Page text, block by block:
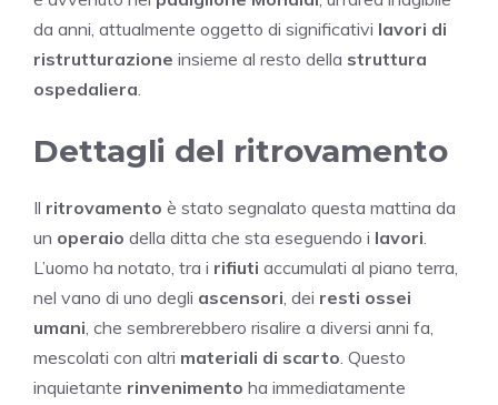
da anni, attualmente oggetto di significativi lavori di
ristrutturazione insieme al resto della struttura
ospedaliera.
Dettagli del ritrovamento
Il ritrovamento è stato segnalato questa mattina da
un operaio della ditta che sta eseguendo i lavori.
L’uomo ha notato, tra i rifiuti accumulati al piano terra,
nel vano di uno degli ascensori, dei resti ossei
umani, che sembrerebbero risalire a diversi anni fa,
mescolati con altri materiali di scarto. Questo
inquietante rinvenimento ha immediatamente